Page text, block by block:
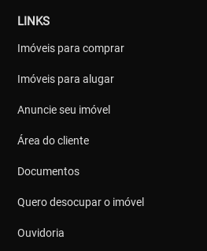
LINKS
Imóveis para comprar
Imóveis para alugar
Anuncie seu imóvel
Área do cliente
Documentos
Quero desocupar o imóvel
Ouvidoria